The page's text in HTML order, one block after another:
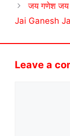
जय गणेश जय
Jai Ganesh
Leave a